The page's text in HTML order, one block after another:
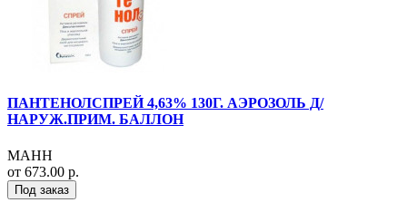
ПАНТЕНОЛСПРЕЙ 4,63% 130Г. АЭРОЗОЛЬ Д/
НАРУЖ.ПРИМ. БАЛЛОН
МАНН
от 673.00 р.
Под заказ